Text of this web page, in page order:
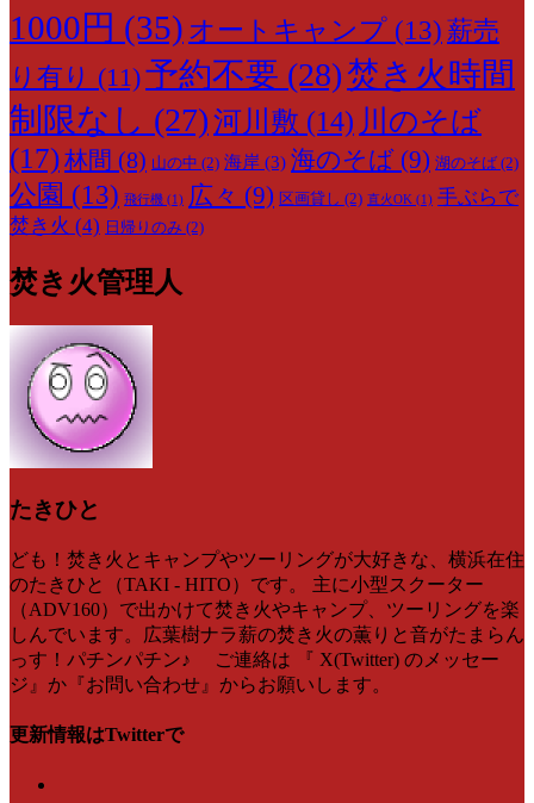
1000円 (35) オートキャンプ (13) 薪売
り有り (11)予約不要 (28)焚き火時間
制限なし (27)河川敷 (14) 川のそば
(17)林間 (8) 山の中 (2) 海岸 (3) 海のそば (9) 湖のそば (2)
公園 (13) 飛行機 (1) 広々 (9) 区画貸し (2) 直火OK (1) 手ぶらで
焚き火 (4) 日帰りのみ (2)
焚き火管理人
たきひと
ども！焚き火とキャンプやツーリングが大好きな、横浜在住
のたきひと（TAKI - HITO）です。 主に小型スクーター
（ADV160）で出かけて焚き火やキャンプ、ツーリングを楽
しんでいます。広葉樹ナラ薪の焚き火の薫りと音がたまらん
っす！パチンパチン♪ ご連絡は 『 X(Twitter) のメッセー
ジ』か『お問い合わせ』からお願いします。
更新情報はTwitterで